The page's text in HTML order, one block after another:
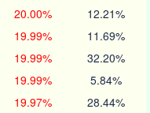
20.00% 12.21%
19.99% 11.69%
19.99% 32.20%
19.99% 5.84%
19.97% 28.44%